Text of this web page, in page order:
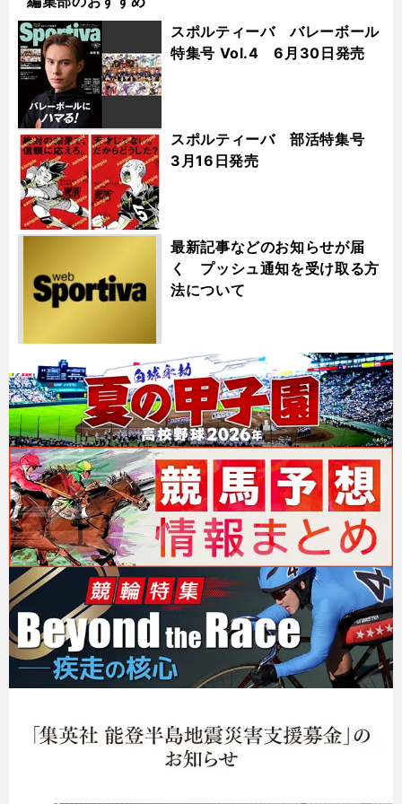
スポルティーバ バレーボール
特集号 Vol.4 6月30日発売
スポルティーバ 部活特集号
3月16日発売
最新記事などのお知らせが届
く プッシュ通知を受け取る方
法について